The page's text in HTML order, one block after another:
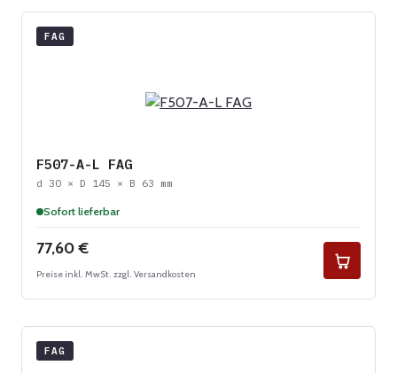
FAG
F507-A-L FAG
d 30 × D 145 × B 63 mm
Sofort lieferbar
Regulärer Preis:
77,60 €
Preise inkl. MwSt. zzgl. Versandkosten
FAG